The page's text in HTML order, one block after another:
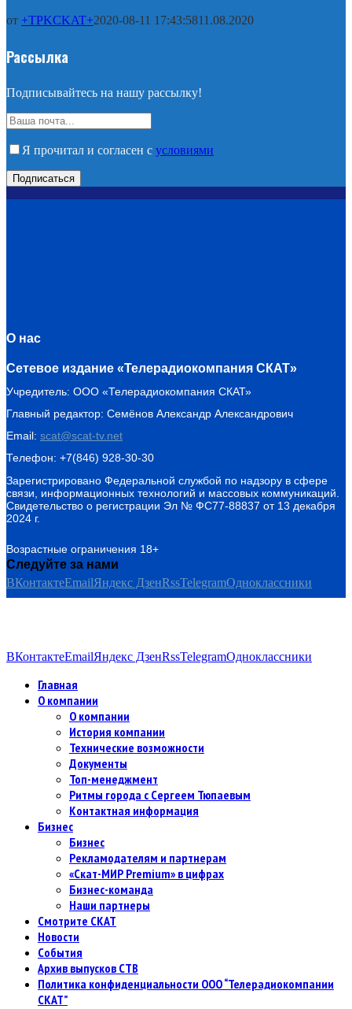
от +TPKCKAT+2020-08-11 17:43:5811.08.2020
Рассылка
Подписывайтесь на нашу рассылку!
Я прочитал и согласен с условиями
О нас
Сетевое издание «Телерадиокомпания СКАТ»
Учредитель: ООО «Телерадиокомпания СКАТ»
Главный редактор: Семёнов Александр Александрович
Email: scat@scat-tv.net
Телефон: +7(846) 928-30-30
Зарегистрировано Федеральной службой по надзору в сфере
связи, информационных технологий и массовых коммуникаций.
Свидетельство о регистрации Эл № ФС77-88837 от 13 декабря
2024 г.
Возрастные ограничения 18+
Следуйте за нами
ВКонтактеEmailЯндекс ДзенRssTelegramОдноклассники
ВКонтактеEmailЯндекс ДзенRssTelegramОдноклассники
Главная
О компании
О компании
История компании
Технические возможности
Документы
Топ-менеджмент
Ритмы города с Сергеем Тюпаевым
Контактная информация
Бизнес
Бизнес
Рекламодателям и партнерам
«Скат-МИР Premium» в цифрах
Бизнес-команда
Наши партнеры
Смотрите СКАТ
Новости
События
Архив выпусков СТВ
Политика конфиденциальности ООО “Телерадиокомпании
СКАТ”